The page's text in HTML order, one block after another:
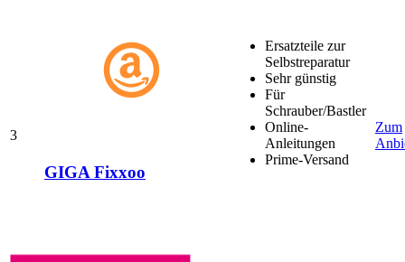
3
GIGA Fixxoo
Ersatzteile zur
Selbstreparatur
Sehr günstig
Für
Schrauber/Bastler
Online-
Anleitungen
Prime-Versand
Zum